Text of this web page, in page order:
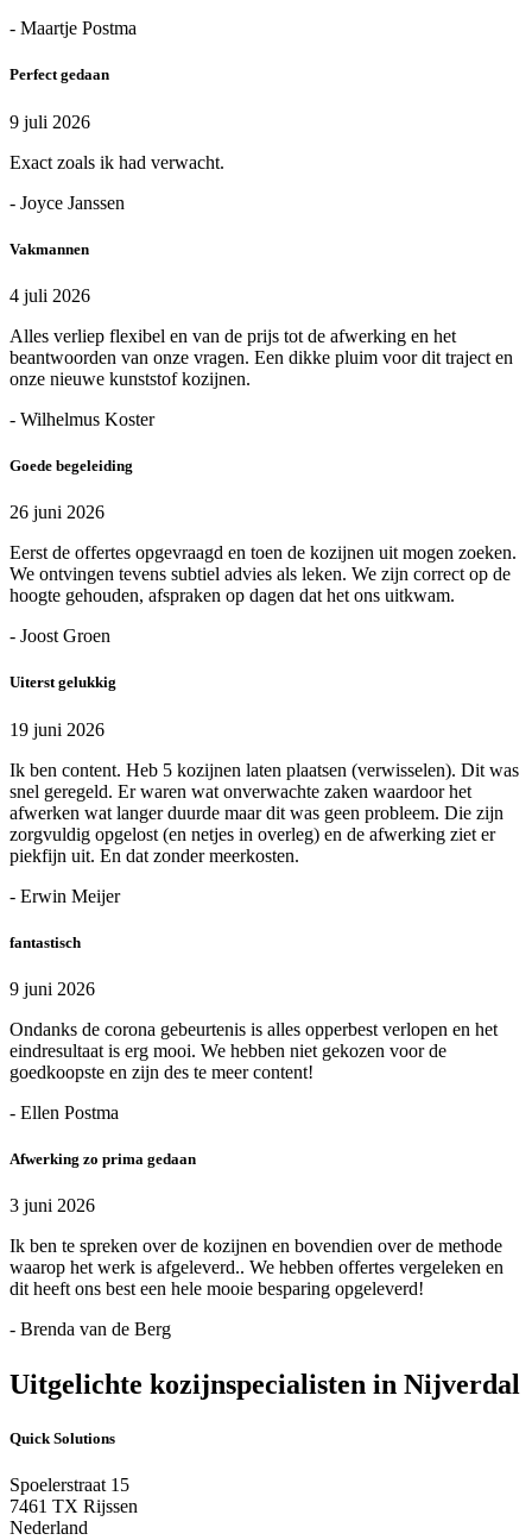
- Maartje Postma
Perfect gedaan
9 juli 2026
Exact zoals ik had verwacht.
- Joyce Janssen
Vakmannen
4 juli 2026
Alles verliep flexibel en van de prijs tot de afwerking en het
beantwoorden van onze vragen. Een dikke pluim voor dit traject en
onze nieuwe kunststof kozijnen.
- Wilhelmus Koster
Goede begeleiding
26 juni 2026
Eerst de offertes opgevraagd en toen de kozijnen uit mogen zoeken.
We ontvingen tevens subtiel advies als leken. We zijn correct op de
hoogte gehouden, afspraken op dagen dat het ons uitkwam.
- Joost Groen
Uiterst gelukkig
19 juni 2026
Ik ben content. Heb 5 kozijnen laten plaatsen (verwisselen). Dit was
snel geregeld. Er waren wat onverwachte zaken waardoor het
afwerken wat langer duurde maar dit was geen probleem. Die zijn
zorgvuldig opgelost (en netjes in overleg) en de afwerking ziet er
piekfijn uit. En dat zonder meerkosten.
- Erwin Meijer
fantastisch
9 juni 2026
Ondanks de corona gebeurtenis is alles opperbest verlopen en het
eindresultaat is erg mooi. We hebben niet gekozen voor de
goedkoopste en zijn des te meer content!
- Ellen Postma
Afwerking zo prima gedaan
3 juni 2026
Ik ben te spreken over de kozijnen en bovendien over de methode
waarop het werk is afgeleverd.. We hebben offertes vergeleken en
dit heeft ons best een hele mooie besparing opgeleverd!
- Brenda van de Berg
Uitgelichte kozijnspecialisten in Nijverdal
Quick Solutions
Spoelerstraat 15
7461 TX Rijssen
Nederland